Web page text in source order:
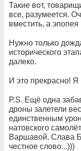
Такие вот,
все, разумеется.
вместить, а эпопея
Нужно только
исторического
далеко.
И это прекрасно! Я
P.S. Ещё одна
дроны залетели
единственным
натовского
Варшавой. Слава
честное слово...)))